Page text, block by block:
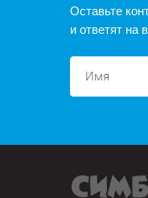
Оставьте
и ответят на